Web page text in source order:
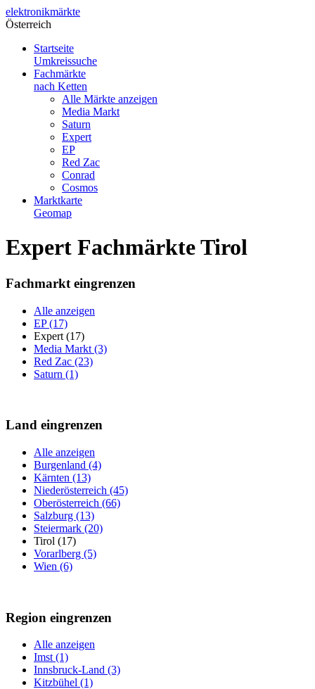
elektronikmärkte
Österreich
Startseite
Umkreissuche
Fachmärkte
nach Ketten
Alle Märkte anzeigen
Media Markt
Saturn
Expert
EP
Red Zac
Conrad
Cosmos
Marktkarte
Geomap
Expert Fachmärkte Tirol
Fachmarkt eingrenzen
Alle anzeigen
EP (17)
Expert (17)
Media Markt (3)
Red Zac (23)
Saturn (1)
Land eingrenzen
Alle anzeigen
Burgenland (4)
Kärnten (13)
Niederösterreich (45)
Oberösterreich (66)
Salzburg (13)
Steiermark (20)
Tirol (17)
Vorarlberg (5)
Wien (6)
Region eingrenzen
Alle anzeigen
Imst (1)
Innsbruck-Land (3)
Kitzbühel (1)